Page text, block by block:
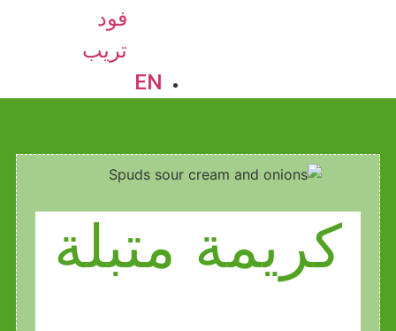
فود
تريب
EN
كريمة متبلة